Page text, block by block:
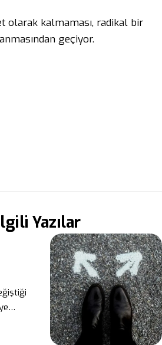
olarak kalmaması, radikal bir
geçiyor.
Yazılar